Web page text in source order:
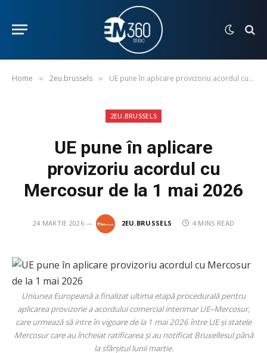
Home » 2eu.brussels » UE pune în aplicare provizoriu acordul cu Mercosur de la 1 mai 2026
2EU.BRUSSELS
UE pune în aplicare
provizoriu acordul cu
Mercosur de la 1 mai 2026
24 MARTIE 2026 2EU.BRUSSELS 4 MINS READ
Uniunea Europeană a finalizat ultima etapă procedurală pentru
aplicarea provizorie a acordului comercial interimar UE–Mercosur,
care urmează să intre în vigoare de la 1 mai 2026 între UE și statele
Mercosur care au încheiat ratificarea și au notificat Bruxellesul până
la sfârșitul lunii martie.